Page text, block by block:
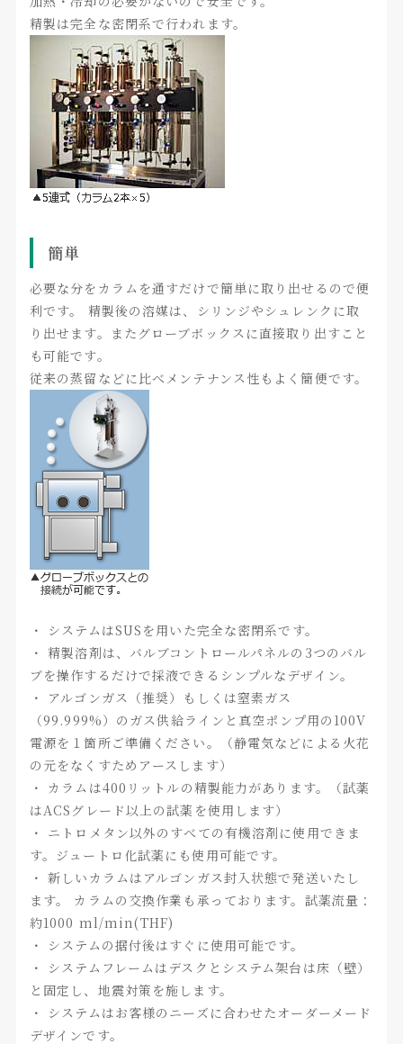
精製は完全な密閉系で行われます。
簡単
必要な分をカラムを通すだけで簡単に取り出せるので便
利です。 精製後の溶媒は、シリンジやシュレンクに取
り出せます。またグローブボックスに直接取り出すこと
も可能です。
従来の蒸留などに比べメンテナンス性もよく簡便です。
・ システムはSUSを用いた完全な密閉系です。
・ 精製溶剤は、バルブコントロールパネルの3つのバル
ブを操作するだけで採液できるシンプルなデザイン。
・ アルゴンガス（推奨）もしくは窒素ガス
（99.999%）のガス供給ラインと真空ポンプ用の100V
電源を１箇所ご準備ください。（静電気などによる火花
の元をなくすためアースします）
・ カラムは400リットルの精製能力があります。（試薬
はACSグレード以上の試薬を使用します）
・ ニトロメタン以外のすべての有機溶剤に使用できま
す。ジュートロ化試薬にも使用可能です。
・ 新しいカラムはアルゴンガス封入状態で発送いたし
ます。 カラムの交換作業も承っております。試薬流量：
約1000 ml/min(THF)
・ システムの据付後はすぐに使用可能です。
・ システムフレームはデスクとシステム架台は床（壁）
と固定し、地震対策を施します。
・ システムはお客様のニーズに合わせたオーダーメード
デザインです。